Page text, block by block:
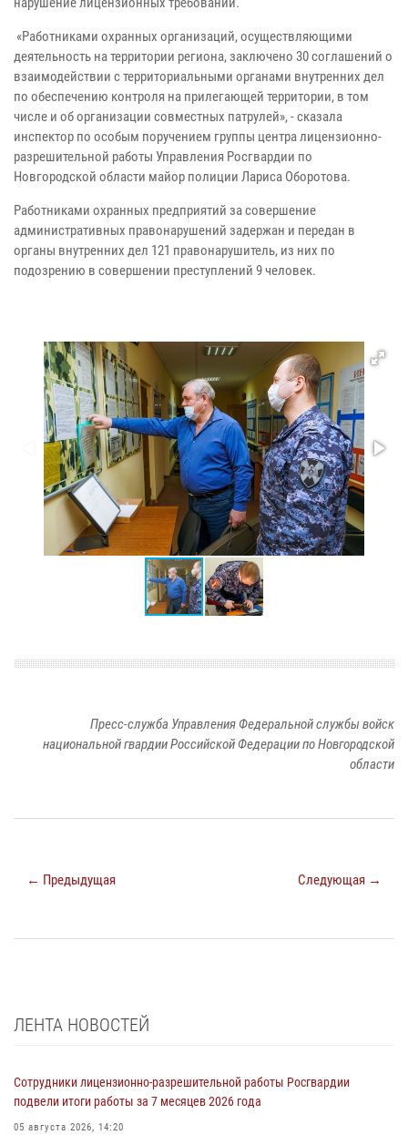
«Работниками охранных организаций, осуществляющими
деятельность на территории региона, заключено 30 соглашений о
взаимодействии с территориальными органами внутренних дел
по обеспечению контроля на прилегающей территории, в том
числе и об организации совместных патрулей», - сказала
инспектор по особым поручением группы центра лицензионно-
разрешительной работы Управления Росгвардии по
Новгородской области майор полиции Лариса Оборотова.
Работниками охранных предприятий за совершение
административных правонарушений задержан и передан в
органы внутренних дел 121 правонарушитель, из них по
подозрению в совершении преступлений 9 человек.
Пресс-служба Управления Федеральной службы войск
национальной гвардии Российской Федерации по Новгородской
области
← Предыдущая Следующая →
ЛЕНТА НОВОСТЕЙ
Сотрудники лицензионно-разрешительной работы Росгвардии
подвели итоги работы за 7 месяцев 2026 года
05 августа 2026, 14:20